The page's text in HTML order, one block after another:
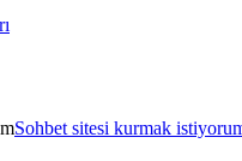
Sohbet sitesi kurmak